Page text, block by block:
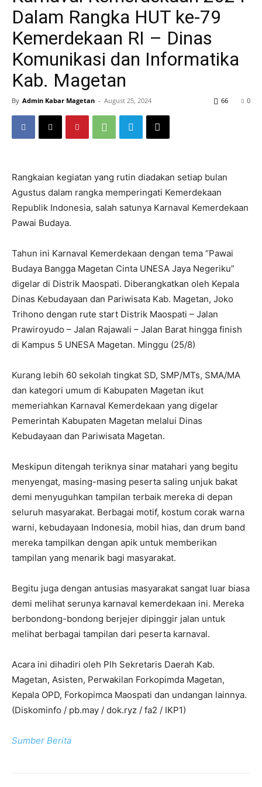
Dalam Rangka HUT ke-79
Kemerdekaan RI – Dinas
Komunikasi dan Informatika
Kab. Magetan
By Admin Kabar Magetan - August 25, 2024 0
66
Rangkaian kegiatan yang rutin diadakan setiap bulan
Agustus dalam rangka memperingati Kemerdekaan
Republik Indonesia, salah satunya Karnaval Kemerdekaan
Pawai Budaya.
Tahun ini Karnaval Kemerdekaan dengan tema “Pawai
Budaya Bangga Magetan Cinta UNESA Jaya Negeriku”
digelar di Distrik Maospati. Diberangkatkan oleh Kepala
Dinas Kebudayaan dan Pariwisata Kab. Magetan, Joko
Trihono dengan rute start Distrik Maospati – Jalan
Prawiroyudo – Jalan Rajawali – Jalan Barat hingga finish
di Kampus 5 UNESA Magetan. Minggu (25/8)
Kurang lebih 60 sekolah tingkat SD, SMP/MTs, SMA/MA
dan kategori umum di Kabupaten Magetan ikut
memeriahkan Karnaval Kemerdekaan yang digelar
Pemerintah Kabupaten Magetan melalui Dinas
Kebudayaan dan Pariwisata Magetan.
Meskipun ditengah teriknya sinar matahari yang begitu
menyengat, masing-masing peserta saling unjuk bakat
demi menyuguhkan tampilan terbaik mereka di depan
seluruh masyarakat. Berbagai motif, kostum corak warna
warni, kebudayaan Indonesia, mobil hias, dan drum band
mereka tampilkan dengan apik untuk memberikan
tampilan yang menarik bagi masyarakat.
Begitu juga dengan antusias masyarakat sangat luar biasa
demi melihat serunya karnaval kemerdekaan ini. Mereka
berbondong-bondong berjejer dipinggir jalan untuk
melihat berbagai tampilan dari peserta karnaval.
Acara ini dihadiri oleh Plh Sekretaris Daerah Kab.
Magetan, Asisten, Perwakilan Forkopimda Magetan,
Kepala OPD, Forkopimca Maospati dan undangan lainnya.
(Diskominfo / pb.may / dok.ryz / fa2 / IKP1)
Sumber Berita